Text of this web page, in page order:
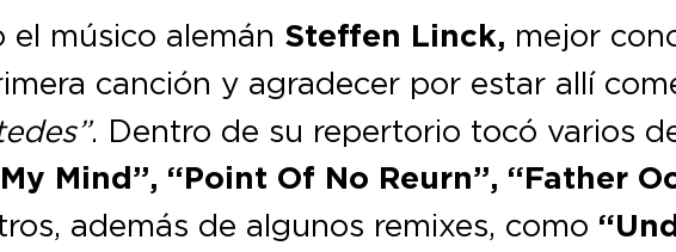
músico alemán Steffen Linck, mejor
canción y agradecer por estar allí
. Dentro de su repertorio tocó varios
Mind”, “Point Of No Reurn”, “Father
además de algunos remixes, como